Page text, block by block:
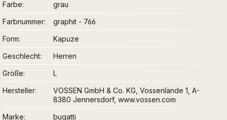
Farbe
grau
Farbnummer
graphit - 766
Form
Kapuze
Geschlecht
Herren
Größe
L
Hersteller
VOSSEN GmbH & Co. KG, Vossenlände 1, A-
8380 Jennersdorf, www.vossen.com
Marke
bugatti